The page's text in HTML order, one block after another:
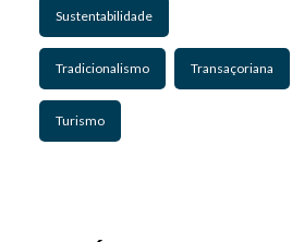
Sustentabilidade
Tradicionalismo Transaçoriana
Turismo